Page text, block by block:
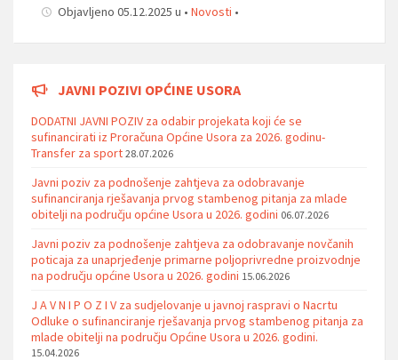
Objavljeno 05.12.2025 u • Novosti •
JAVNI POZIVI OPĆINE USORA
DODATNI JAVNI POZIV za odabir projekata koji će se
sufinancirati iz Proračuna Općine Usora za 2026. godinu-
Transfer za sport 28.07.2026
Javni poziv za podnošenje zahtjeva za odobravanje
sufinanciranja rješavanja prvog stambenog pitanja za mlade
obitelji na području općine Usora u 2026. godini 06.07.2026
Javni poziv za podnošenje zahtjeva za odobravanje novčanih
poticaja za unaprjeđenje primarne poljoprivredne proizvodnje
na području općine Usora u 2026. godini 15.06.2026
J A V N I P O Z I V za sudjelovanje u javnoj raspravi o Nacrtu
Odluke o sufinanciranje rješavanja prvog stambenog pitanja za
mlade obitelji na području Općine Usora u 2026. godini.
15.04.2026